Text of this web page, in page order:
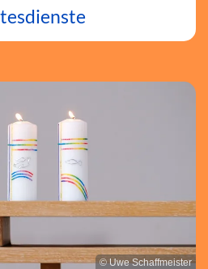
© Uwe Schaffmeister